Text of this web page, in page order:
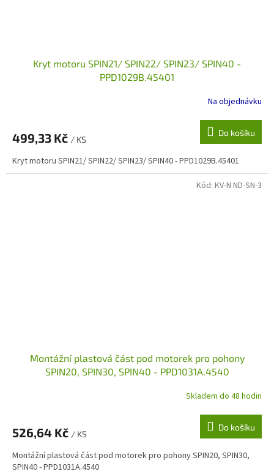
Kryt motoru SPIN21/ SPIN22/ SPIN23/ SPIN40 -
PPD1029B.45401
Na objednávku
499,33 Kč / KS
Do košíku
Kryt motoru SPIN21/ SPIN22/ SPIN23/ SPIN40 - PPD1029B.45401
Montážní plastová část pod motorek pro pohony
SPIN20, SPIN30, SPIN40 - PPD1031A.4540
Skladem do 48 hodin
526,64 Kč / KS
Do košíku
Montážní plastová část pod motorek pro pohony SPIN20, SPIN30,
SPIN40 - PPD1031A.4540
Kód: KV-N ND-SN-3